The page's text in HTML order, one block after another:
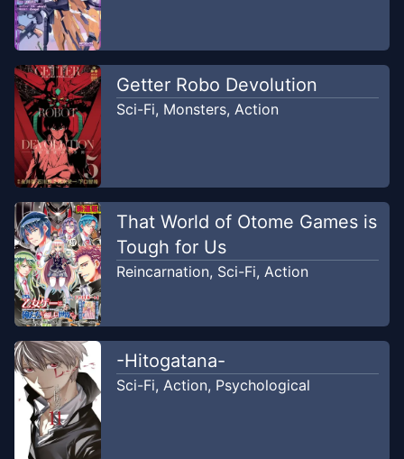
Getter Robo Devolution
Sci-Fi, Monsters, Action
That World of Otome Games is
Tough for Us
Reincarnation, Sci-Fi, Action
-Hitogatana-
Sci-Fi, Action, Psychological